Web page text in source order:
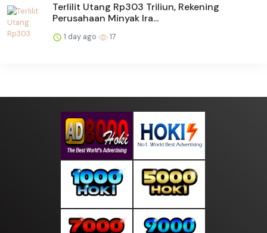
Terlilit Utang Rp303 Triliun, Rekening
Perusahaan Minyak Ira...
1 day ago 17